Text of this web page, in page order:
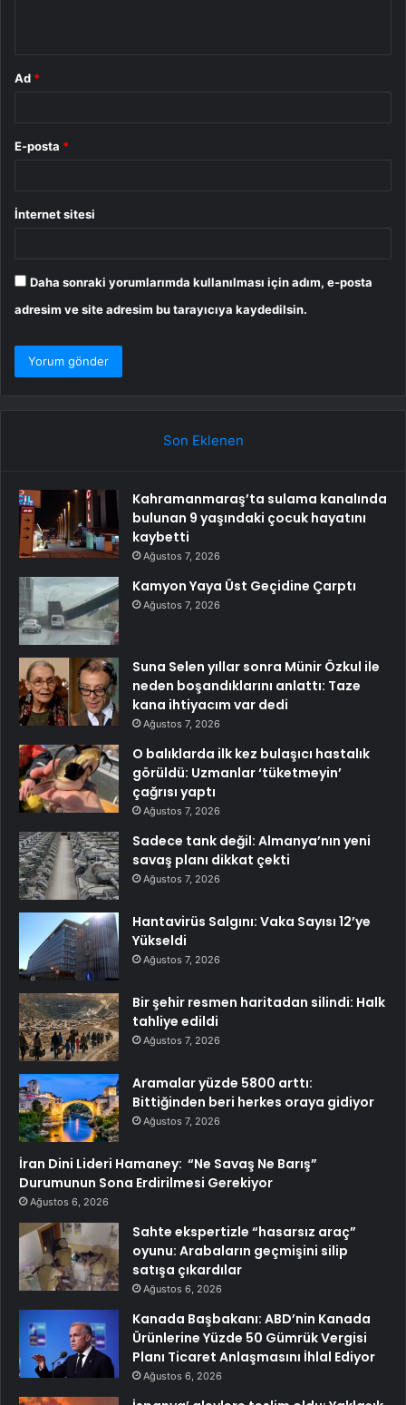
Ad *
E-posta *
İnternet sitesi
Daha sonraki yorumlarımda kullanılması için adım, e-posta
adresim ve site adresim bu tarayıcıya kaydedilsin.
Son Eklenen
Kahramanmaraş’ta sulama kanalında
bulunan 9 yaşındaki çocuk hayatını
kaybetti
Ağustos 7, 2026
Kamyon Yaya Üst Geçidine Çarptı
Ağustos 7, 2026
Suna Selen yıllar sonra Münir Özkul ile
neden boşandıklarını anlattı: Taze
kana ihtiyacım var dedi
Ağustos 7, 2026
O balıklarda ilk kez bulaşıcı hastalık
görüldü: Uzmanlar ‘tüketmeyin’
çağrısı yaptı
Ağustos 7, 2026
Sadece tank değil: Almanya’nın yeni
savaş planı dikkat çekti
Ağustos 7, 2026
Hantavirüs Salgını: Vaka Sayısı 12’ye
Yükseldi
Ağustos 7, 2026
Bir şehir resmen haritadan silindi: Halk
tahliye edildi
Ağustos 7, 2026
Aramalar yüzde 5800 arttı:
Bittiğinden beri herkes oraya gidiyor
Ağustos 7, 2026
İran Dini Lideri Hamaney: “Ne Savaş Ne Barış”
Durumunun Sona Erdirilmesi Gerekiyor
Ağustos 6, 2026
Sahte ekspertizle “hasarsız araç”
oyunu: Arabaların geçmişini silip
satışa çıkardılar
Ağustos 6, 2026
Kanada Başbakanı: ABD’nin Kanada
Ürünlerine Yüzde 50 Gümrük Vergisi
Planı Ticaret Anlaşmasını İhlal Ediyor
Ağustos 6, 2026